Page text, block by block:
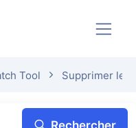
Tool Supprimer le
Rechercher